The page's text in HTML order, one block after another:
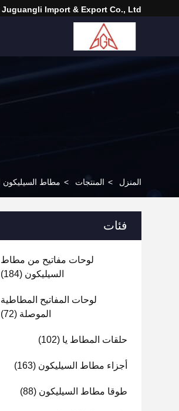
Juguangli Import & Export Co., Ltd
المنزل > المنتجات > مطاط السيليكون
فئات
لوحات مفاتيح من مطاط
السيليكون (184)
لوحات المفاتيح المطاطية
الموصلة (72)
حلقات المطاط يا (102)
أجزاء مطاط السيليكون (163)
طوقا مطاط السيليكون (88)